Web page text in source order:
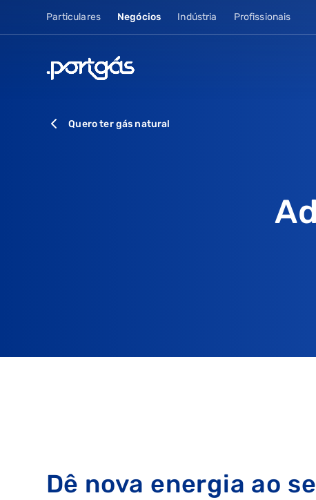
Particulares Negócios Indústria Profissionais
Quero ter gás natural
Dê nova energia ao